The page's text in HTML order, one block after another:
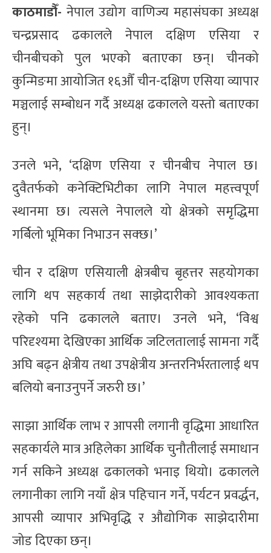
काठमाडौँ- नेपाल उद्योग वाणिज्य महासंघका अध्यक्ष
चन्द्रप्रसाद ढकालले नेपाल दक्षिण एसिया र
चीनबीचको पुल भएको बताएका छन्। चीनको
कुन्मिङमा आयोजित १६औँ चीन-दक्षिण एसिया व्यापार
मञ्चलाई सम्बोधन गर्दै अध्यक्ष ढकालले यस्तो बताएका
हुन्।
उनले भने, ‘दक्षिण एसिया र चीनबीच नेपाल छ।
दुवैतर्फको कनेक्टिभिटीका लागि नेपाल महत्त्वपूर्ण
स्थानमा छ। त्यसले नेपालले यो क्षेत्रको समृद्धिमा
गर्बिलो भूमिका निभाउन सक्छ।’
चीन र दक्षिण एसियाली क्षेत्रबीच बृहत्तर सहयोगका
लागि थप सहकार्य तथा साझेदारीको आवश्यकता
रहेको पनि ढकालले बताए। उनले भने, ‘विश्व
परिदृश्यमा देखिएका आर्थिक जटिलतालाई सामना गर्दै
अघि बढ्न क्षेत्रीय तथा उपक्षेत्रीय अन्तरनिर्भरतालाई थप
बलियो बनाउनुपर्ने जरुरी छ।’
साझा आर्थिक लाभ र आपसी लगानी वृद्धिमा आधारित
सहकार्यले मात्र अहिलेका आर्थिक चुनौतीलाई समाधान
गर्न सकिने अध्यक्ष ढकालको भनाइ थियो। ढकालले
लगानीका लागि नयाँ क्षेत्र पहिचान गर्ने, पर्यटन प्रवर्द्धन,
आपसी व्यापार अभिवृद्धि र औद्योगिक साझेदारीमा
जोड दिएका छन्।